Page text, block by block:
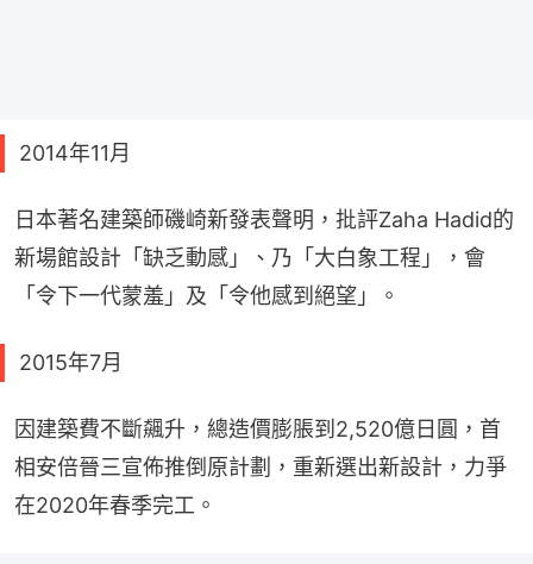
2014年11月
日本著名建築師磯崎新發表聲明，批評Zaha Hadid的
新場館設計「缺乏動感」、乃「大白象工程」，會
「令下一代蒙羞」及「令他感到絕望」。
2015年7月
因建築費不斷飆升，總造價膨脹到2,520億日圓，首
相安倍晉三宣佈推倒原計劃，重新選出新設計，力爭
在2020年春季完工。